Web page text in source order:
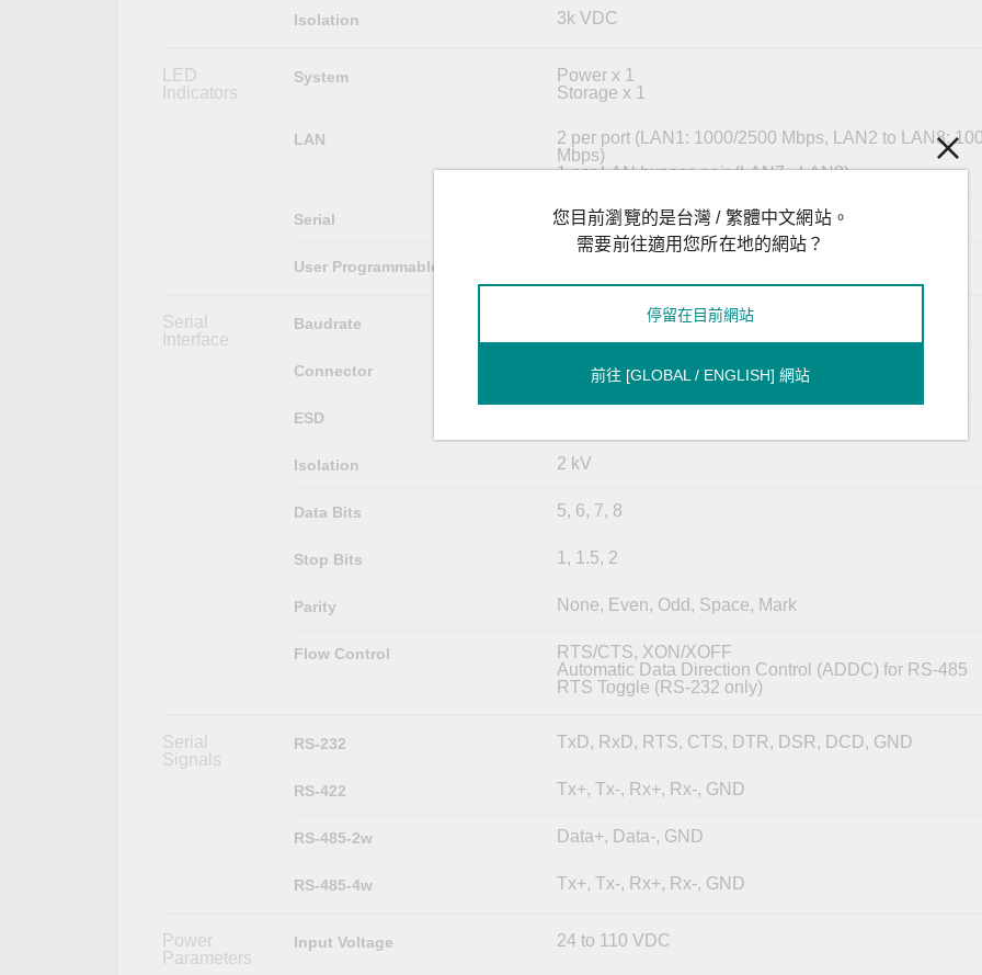
Isolation 3k VDC
LED
Indicators
System
Power x 1
Storage x 1
LAN
2 per port (LAN1: 1000/2500 Mbps, LAN2 to LAN8:
Mbps)
1 per LAN bypass pair (LAN7 - LAN8)
Serial 2 per port (Tx, Rx)
User Programmable
Serial
Interface
Baudrate 50 bps to 115.2 kbps
Connector DB9 male
ESD
Isolation 2 kV
Data Bits 5, 6, 7, 8
Stop Bits 1, 1.5, 2
Parity None, Even, Odd, Space, Mark
Flow Control
RTS/CTS, XON/XOFF
Automatic Data Direction Control (ADDC) for RS-485
RTS Toggle (RS-232 only)
Serial
Signals
RS-232 TxD, RxD, RTS, CTS, DTR, DSR, DCD, GND
RS-422 Tx+, Tx-, Rx+, Rx-, GND
RS-485-2w Data+, Data-, GND
RS-485-4w Tx+, Tx-, Rx+, Rx-, GND
Power
Parameters
Input Voltage 24 to 110 VDC
您目前瀏覽的是台灣 / 繁體中文網站。
需要前往適用您所在地的網站？
停留在目前網站
前往 [GLOBAL / ENGLISH] 網站